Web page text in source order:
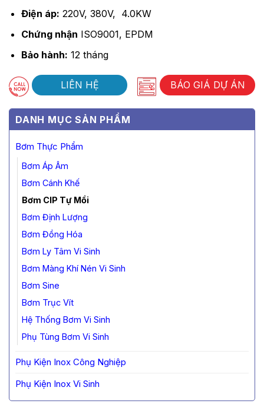
DANH MỤC SẢN PHẨM
Bơm Thực Phẩm
Bơm Áp Âm
Bơm Cánh Khế
Bơm CIP Tự Mồi
Bơm Định Lượng
Bơm Đồng Hóa
Bơm Ly Tâm Vi Sinh
Bơm Màng Khí Nén Vi Sinh
Bơm Sine
Bơm Trục Vít
Hệ Thống Bơm Vi Sinh
Phụ Tùng Bơm Vi Sinh
Phụ Kiện Inox Công Nghiệp
Phụ Kiện Inox Vi Sinh
Điện áp: 220V, 380V, 4.0KW
Chứng nhận ISO9001, EPDM
Bảo hành: 12 tháng
LIÊN HỆ BÁO GIÁ DỰ ÁN